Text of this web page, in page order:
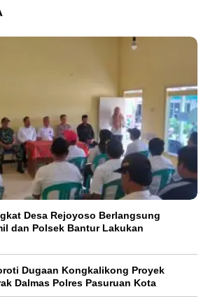
Desa Rejoyoso Berlangsung
dan Polsek Bantur Lakukan
Dugaan Kongkalikong Proyek
Dalmas Polres Pasuruan Kota